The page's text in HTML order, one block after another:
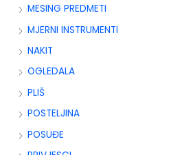
MESING PREDMETI
MJERNI INSTRUMENTI
NAKIT
OGLEDALA
PLIŠ
POSTELJINA
POSUĐE